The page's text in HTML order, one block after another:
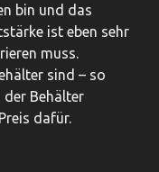
bin und das
ist eben sehr
muss.
sind – so
der Behälter
dafür.